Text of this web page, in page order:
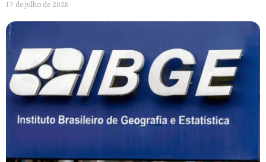
17 de julho de 2026